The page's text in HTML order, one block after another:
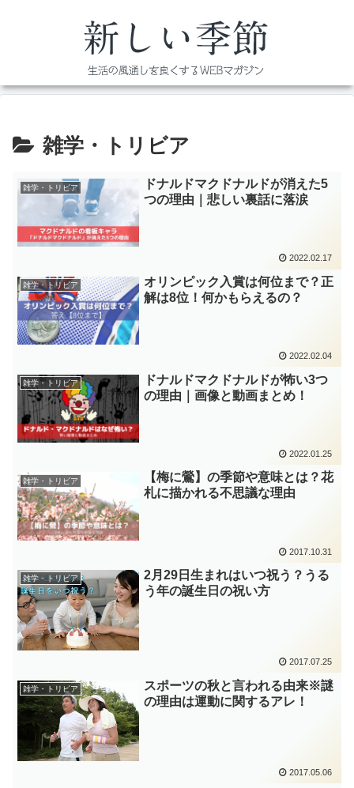
雑学・トリビア
雑学・トリビア
ドナルドマクドナルドが消えた5
つの理由｜悲しい裏話に落涙
2022.02.17
雑学・トリビア
オリンピック入賞は何位まで？正
解は8位！何かもらえるの？
2022.02.04
雑学・トリビア
ドナルドマクドナルドが怖い3つ
の理由｜画像と動画まとめ！
2022.01.25
雑学・トリビア
【梅に鶯】の季節や意味とは？花
札に描かれる不思議な理由
2017.10.31
雑学・トリビア
2月29日生まれはいつ祝う？うる
う年の誕生日の祝い方
2017.07.25
雑学・トリビア
スポーツの秋と言われる由来※謎
の理由は運動に関するアレ！
2017.05.06